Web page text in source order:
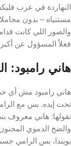
النهاردة في عرب
مستنياه – بدون
والصور اللي كانت
فعلاً المسؤول عن
هاني رامبود:
تحت إيده. بس مع
والضخ الدموي
بويندا، بس الرامي